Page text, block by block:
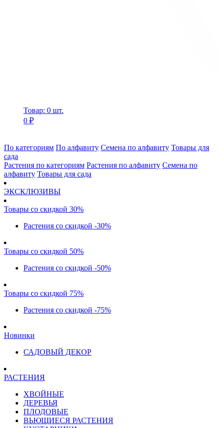
Товар: 0 шт.
0 ₽
По категориям По алфавиту Семена по алфавиту Товары для
сада
Растения по категориям Растения по алфавиту Семена по
алфавиту Товары для сада
ЭКСКЛЮЗИВЫ
Товары со скидкой 30%
Растения со скидкой -30%
Товары со скидкой 50%
Растения со скидкой -50%
Товары со скидкой 75%
Растения со скидкой -75%
Новинки
САДОВЫЙ ДЕКОР
РАСТЕНИЯ
ХВОЙНЫЕ
ДЕРЕВЬЯ
ПЛОДОВЫЕ
ВЬЮЩИЕСЯ РАСТЕНИЯ